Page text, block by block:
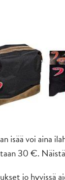
isää voi aina
30 €.
jo hyvissä